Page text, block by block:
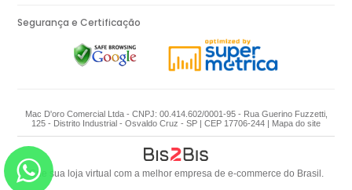
Segurança e Certificação
Mac D'oro Comercial Ltda - CNPJ: 00.414.602/0001-95 - Rua Guerino Fuzzetti,
125 - Distrito Industrial - Osvaldo Cruz - SP | CEP 17706-244 | Mapa do site
Crie sua loja virtual com a melhor empresa de e-commerce do Brasil.